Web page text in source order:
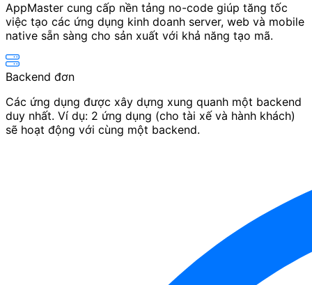
AppMaster cung cấp nền tảng no-code giúp tăng tốc
việc tạo các ứng dụng kinh doanh server, web và mobile
native sẵn sàng cho sản xuất với khả năng tạo mã.
Backend đơn
Các ứng dụng được xây dựng xung quanh một backend
duy nhất. Ví dụ: 2 ứng dụng (cho tài xế và hành khách)
sẽ hoạt động với cùng một backend.